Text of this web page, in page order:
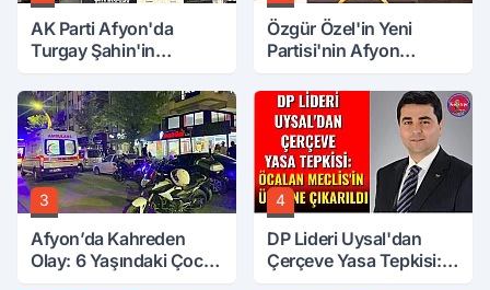
AK Parti Afyon'da
Turgay Şahin'in
Özgür Özel'in Yeni
Partisi'nin Afyon
3
Afyon’da Kahreden
Olay: 6 Yaşındaki Çocuk
4
DP Lideri Uysal'dan
Çerçeve Yasa Tepkisi: